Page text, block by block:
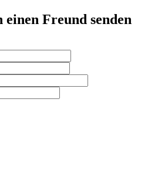
Freund senden